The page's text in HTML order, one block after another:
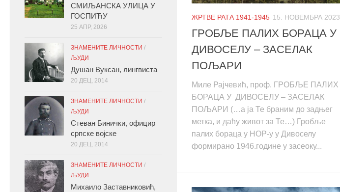
ЖРТВЕ РАТА 1941-1945 15. НОВЕМБРА 2023.
ГРОБЉЕ ПАЛИХ БОРАЦА У
ДИВОСЕЛУ – ЗАСЕЛАК
ПОЉАРИ
Миле Рајчевић, проф. ГРОБЉЕ ПАЛИХ
БОРАЦА У ДИВОСЕЛУ – ЗАСЕЛАК
ПОЉАРИ (…а ја Те браним до задњег
метка, и даћу живот за Те…) Гробље
палих бораца у НОР-у у Дивоселу
формирано 1946.године у засеоку...
СМИЉАНСКА УЛИЦА У
ГОСПИЋУ
25 АПР, 2026
ЗНАМЕНИТЕ ЛИЧНОСТИ /
ЉУДИ
Душан Вуксан, лингвиста
20 ДЕЦ, 2014
ЗНАМЕНИТЕ ЛИЧНОСТИ /
ЉУДИ
Стеван Бинички, официр
српске војске
20 ДЕЦ, 2014
ЗНАМЕНИТЕ ЛИЧНОСТИ /
ЉУДИ
Михаило Заставниковић,